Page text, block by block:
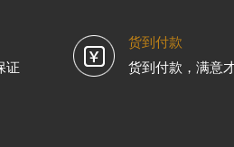
证
货到付款
货到付款，满意